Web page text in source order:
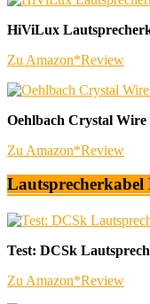
HiViLux
Zu Amazon*Review
Oehlbach Crystal
Zu Amazon*Review
Lautsprecherkabel
Test: DCSk
Zu Amazon*Review